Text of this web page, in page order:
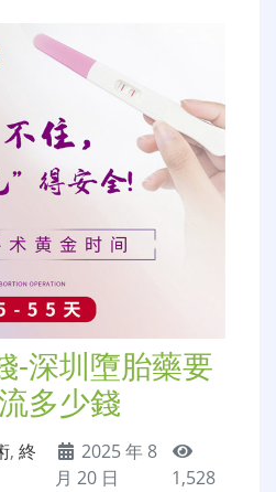
-深圳墮胎藥要
多少錢
, 終
2025 年 8
月 20 日
1,528